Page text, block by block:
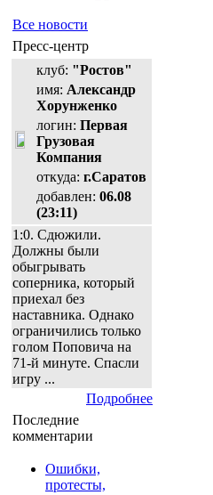
Все новости
Пресс-центр
клуб: "Ростов"
имя: Александр
Хорунженко
логин: Первая
Грузовая
Компания
откуда: г.Саратов
добавлен: 06.08
(23:11)
1:0. Сдюжили.
Должны были
обыгрывать
соперника, который
приехал без
наставника. Однако
ограничились только
голом Поповича на
71-й минуте. Спасли
игру ...
Подробнее
Последние
комментарии
Ошибки,
протесты,